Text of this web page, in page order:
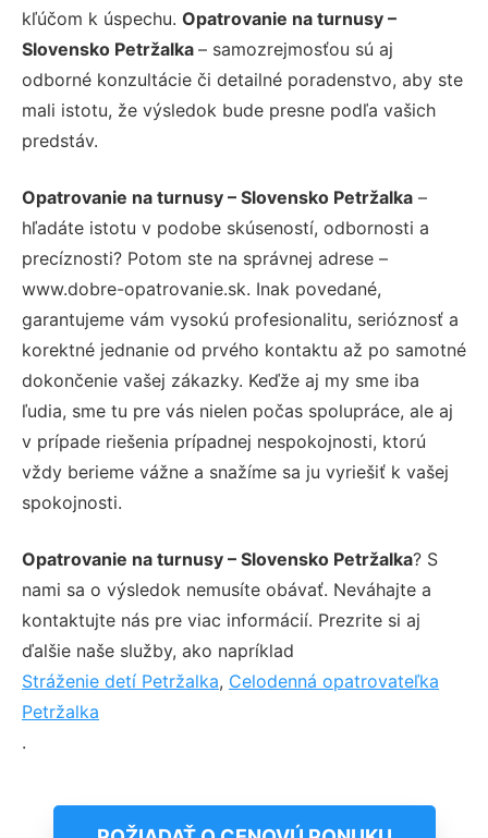
kľúčom k úspechu. Opatrovanie na turnusy –
Slovensko Petržalka – samozrejmosťou sú aj
odborné konzultácie či detailné poradenstvo, aby ste
mali istotu, že výsledok bude presne podľa vašich
predstáv.
Opatrovanie na turnusy – Slovensko Petržalka –
hľadáte istotu v podobe skúseností, odbornosti a
precíznosti? Potom ste na správnej adrese –
www.dobre-opatrovanie.sk. Inak povedané,
garantujeme vám vysokú profesionalitu, serióznosť a
korektné jednanie od prvého kontaktu až po samotné
dokončenie vašej zákazky. Keďže aj my sme iba
ľudia, sme tu pre vás nielen počas spolupráce, ale aj
v prípade riešenia prípadnej nespokojnosti, ktorú
vždy berieme vážne a snažíme sa ju vyriešiť k vašej
spokojnosti.
Opatrovanie na turnusy – Slovensko Petržalka? S
nami sa o výsledok nemusíte obávať. Neváhajte a
kontaktujte nás pre viac informácií. Prezrite si aj
ďalšie naše služby, ako napríklad
Stráženie detí Petržalka, Celodenná opatrovateľka
Petržalka
.